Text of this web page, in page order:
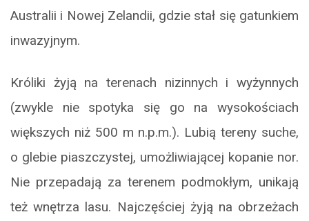
Australii i Nowej Zelandii, gdzie stał się gatunkiem
inwazyjnym.
Króliki żyją na terenach nizinnych i wyżynnych
(zwykle nie spotyka się go na wysokościach
większych niż 500 m n.p.m.). Lubią tereny suche,
o glebie piaszczystej, umożliwiającej kopanie nor.
Nie przepadają za terenem podmokłym, unikają
też wnętrza lasu. Najczęściej żyją na obrzeżach